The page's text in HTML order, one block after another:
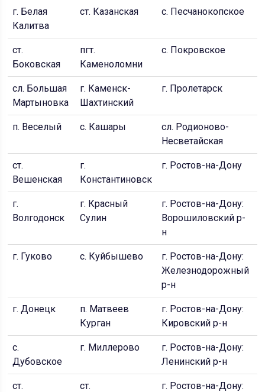
г. Белая
Калитва
ст. Казанская с. Песчанокопское
ст.
Боковская
пгт.
Каменоломни
с. Покровское
сл. Большая
Мартыновка
г. Каменск-
Шахтинский
г. Пролетарск
п. Веселый с. Кашары
сл. Родионово-
Несветайская
ст.
Вешенская
г.
Константиновск
г. Ростов-на-Дону
г.
Волгодонск
г. Красный
Сулин
г. Ростов-на-Дону:
Ворошиловский р-
н
г. Гуково с. Куйбышево
г. Ростов-на-Дону:
Железнодорожный
р-н
г. Донецк
п. Матвеев
Курган
г. Ростов-на-Дону:
Кировский р-н
с.
Дубовское
г. Миллерово
г. Ростов-на-Дону:
Ленинский р-н
ст.
ст.
г. Ростов-на-Дону: